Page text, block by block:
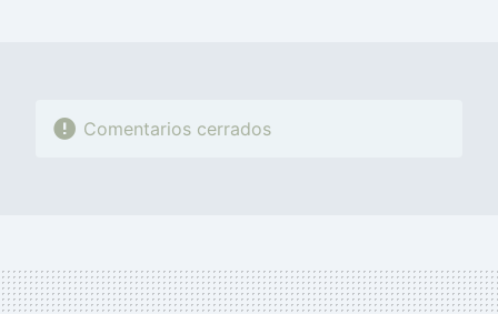
Comentarios cerrados